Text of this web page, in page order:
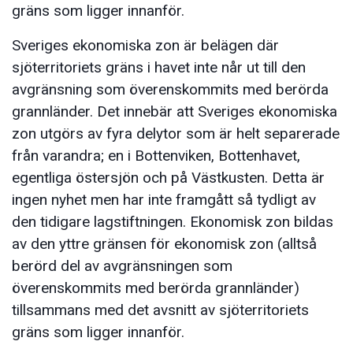
gräns som ligger innanför.
Sveriges ekonomiska zon är belägen där
sjöterritoriets gräns i havet inte når ut till den
avgränsning som överenskommits med berörda
grannländer. Det innebär att Sveriges ekonomiska
zon utgörs av fyra delytor som är helt separerade
från varandra; en i Bottenviken, Bottenhavet,
egentliga östersjön och på Västkusten. Detta är
ingen nyhet men har inte framgått så tydligt av
den tidigare lagstiftningen. Ekonomisk zon bildas
av den yttre gränsen för ekonomisk zon (alltså
berörd del av avgränsningen som
överenskommits med berörda grannländer)
tillsammans med det avsnitt av sjöterritoriets
gräns som ligger innanför.